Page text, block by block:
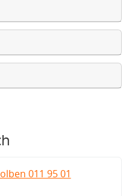
011 95 01